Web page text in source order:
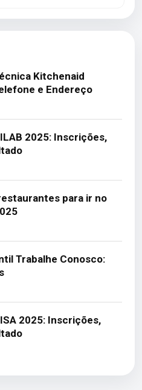
Kitchenaid
e Endereço
2025: Inscrições,
para ir no
Trabalhe Conosco:
2025: Inscrições,